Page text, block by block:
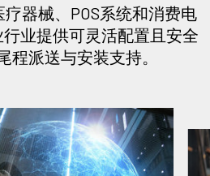
器械、POS系统和消费电
业提供可灵活配置且安全
程派送与安装支持。